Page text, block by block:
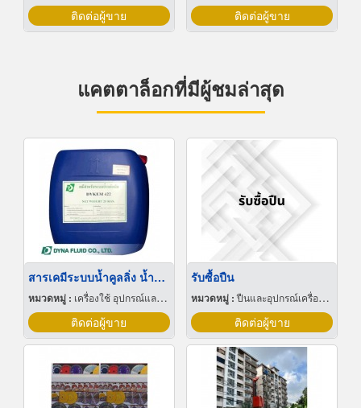
ติดต่อผู้ขาย ติดต่อผู้ขาย
แคตตาล็อกที่มีผู้ชมล่าสุด
สารเคมีระบบน้ำคูลลิ่ง น้ำชิลเลอร์
หมวดหมู่ : เครื่องใช้ อุปกรณ์และเคมีสำหรับลดความกระด้างน้ำกระด้าง
ติดต่อผู้ขาย
รับซื้อปืน
หมวดหมู่ :ปืนและอุปกรณ์เครื่องใช้
ติดต่อผู้ขาย